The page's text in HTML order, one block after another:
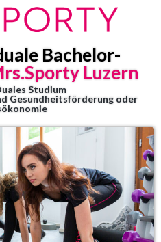
Bachelor-
Luzern
Studium
Gesundheitsförderung oder